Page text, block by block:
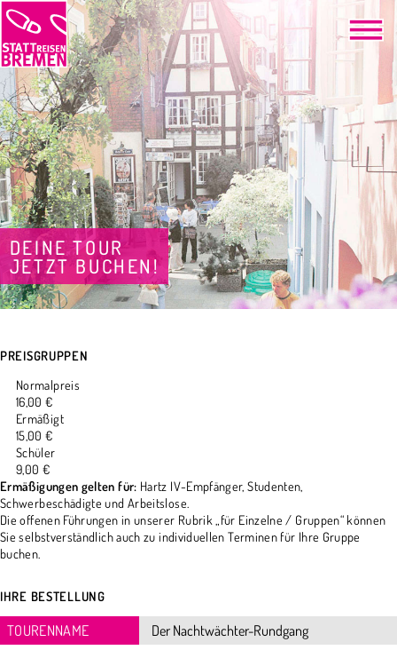
DEINE TOUR
JETZT BUCHEN!
PREISGRUPPEN
Normalpreis
16,00 €
Ermäßigt
15,00 €
Schüler
9,00 €
Ermäßigungen gelten für: Hartz IV-Empfänger, Studenten,
Schwerbeschädigte und Arbeitslose.
Die offenen Führungen in unserer Rubrik „für Einzelne / Gruppen“ können
Sie selbstverständlich auch zu individuellen Terminen für Ihre Gruppe
buchen.
IHRE BESTELLUNG
TOURENNAME